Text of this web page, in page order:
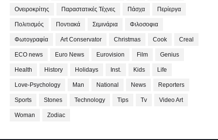
Ονειροκρίτης Παραστατικές Τέχνες Πάσχα Περίεργα
Πολιτισμός Ποντιακά Σεμινάρια Φιλοσοφια
Φωτογραφία Art Conservator Christmas Cook Creal
ECO news Euro News Eurovision Film Genius
Health History Holidays Inst. Kids Life
Love-Psychology Man National News Reporters
Sports Stones Technology Tips Tv Video Art
Woman Zodiac